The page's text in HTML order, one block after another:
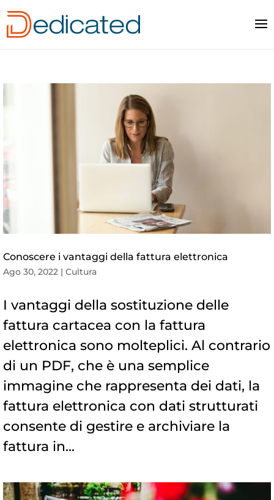
Conoscere i vantaggi della fattura elettronica
Ago 30, 2022 | Cultura
I vantaggi della sostituzione delle
fattura cartacea con la fattura
elettronica sono molteplici. Al contrario
di un PDF, che è una semplice
immagine che rappresenta dei dati, la
fattura elettronica con dati strutturati
consente di gestire e archiviare la
fattura in...